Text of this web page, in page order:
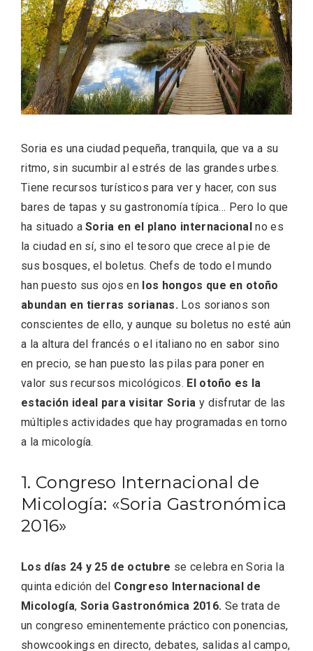
Soria es una ciudad pequeña, tranquila, que va a su
ritmo, sin sucumbir al estrés de las grandes urbes.
Tiene recursos turísticos para ver y hacer, con sus
bares de tapas y su gastronomía típica… Pero lo que
ha situado aSoria en el plano internacional no es
la ciudad en sí, sino el tesoro que crece al pie de
sus bosques, el boletus. Chefs de todo el mundo
han puesto sus ojos en los hongos que en otoño
abundan en tierras sorianas.Los sorianos son
conscientes de ello, y aunque su boletus no esté aún
a la altura del francés o el italiano no en sabor sino
en precio, se han puesto las pilas para poner en
valor sus recursos micológicos. El otoño es la
estación ideal para visitar Soria y disfrutar de las
múltiples actividades que hay programadas en torno
a la micología.
1. Congreso Internacional de
Micología: «Soria Gastronómica
2016»
Los días 24 y 25 de octubre se celebra en Soria la
quinta edición del Congreso Internacional de
Micología, Soria Gastronómica 2016. Se trata de
un congreso eminentemente práctico con ponencias,
showcookings en directo, debates, salidas al campo,
Ultimas entradas
y Feria de Artesanía